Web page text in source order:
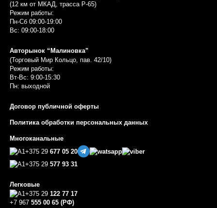
(12 км от МКАД, трасса P-65)
Режим работы:
Пн-Сб 09:00-19:00
Вс: 09:00-18:00
Авторынок “Малиновка”
(Торговый Мир Кольцо, пав. 42/10)
Режим работы:
Вт-Вс: 9:00-15:30
Пн: выходной
Договор публичной оферты
Политика обработки персональных данных
Многоканальные
+375 29 677 05 20
+375 29 577 93 31
Легковые
+375 29 122 77 17
+7 967 555 00 65 (РФ)